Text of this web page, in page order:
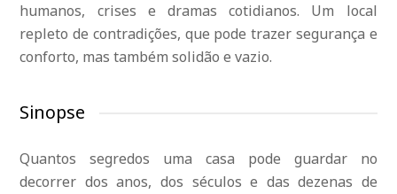
humanos, crises e dramas cotidianos. Um local
repleto de contradições, que pode trazer segurança e
conforto, mas também solidão e vazio.
Sinopse
Quantos segredos uma casa pode guardar no
decorrer dos anos, dos séculos e das dezenas de